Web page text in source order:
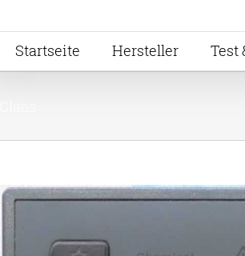
Startseite Hersteller Test